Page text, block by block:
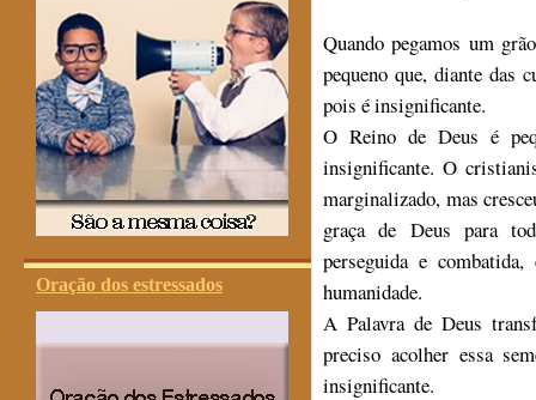
Oração dos estressados
Quando pegamos um
pequeno que, diante das
pois é insignificante.
O Reino de Deus é
insignificante. O
marginalizado, mas
graça de Deus para
perseguida e
humanidade.
A Palavra de Deus
preciso acolher essa
insignificante.